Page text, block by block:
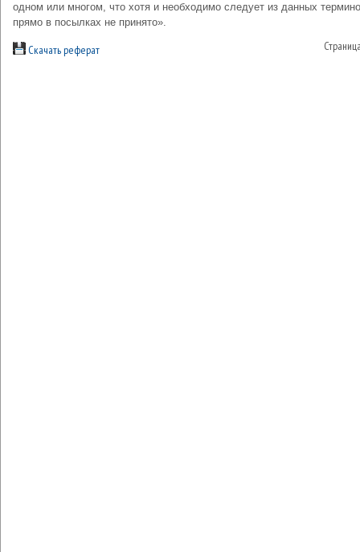
одном или многом, что хотя и необходимо следует из данных
прямо в посылках не принято».
Скачать реферат